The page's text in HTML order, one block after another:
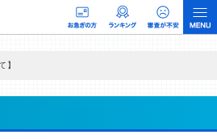
】
、当編集部の調査／ユーザーへの口コミ収集な
提供を行っています。